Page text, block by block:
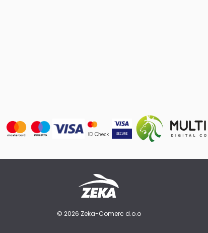
© 2026 Zeka-Comerc d.o.o